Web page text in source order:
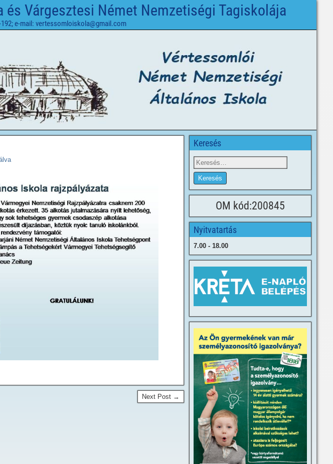
Várgesztesi Német Nemzetiségi Tagiskolája
e-mail: vertessomloiskola@gmail.com
Next Post →
Keresés
OM kód:200845
Nyitvatartás
7.00 - 18.00